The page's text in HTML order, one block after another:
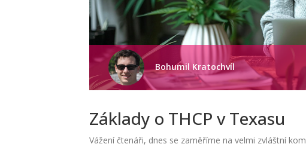
Bohumil Kratochvíl
Základy o THCP v Texasu
Vážení čtenáři, dnes se zaměříme na velmi zvláštní